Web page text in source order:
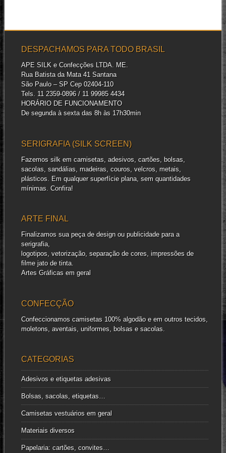
DESPACHAMOS PARA TODO BRASIL
APE SILK e Confecções LTDA. ME.
Rua Batista da Mata 41 Santana
São Paulo – SP Cep 02404-110
Tels. 11 2359-0896 / 11 99985 4434
HORÁRIO DE FUNCIONAMENTO
De segunda à sexta das 8h às 17h30min
SERIGRAFIA (SILK SCREEN)
Fazemos silk em camisetas, adesivos, cartões, bolsas,
sacolas, sandálias, madeiras, couros, velcros, metais,
plásticos. Em qualquer superfície plana, sem quantidades
mínimas. Confira!
ARTE FINAL
Finalizamos sua peça de design ou publicidade para a
serigrafia,
logotipos, vetorização, separação de cores, impressões de
filme jato de tinta.
Artes Gráficas em geral
CONFECÇÃO
Confeccionamos camisetas 100% algodão e em outros tecidos,
moletons, aventais, uniformes, bolsas e sacolas.
CATEGORIAS
Adesivos e etiquetas adesivas
Bolsas, sacolas, etiquetas…
Camisetas vestuários em geral
Materiais diversos
Papelaria: cartões, convites…